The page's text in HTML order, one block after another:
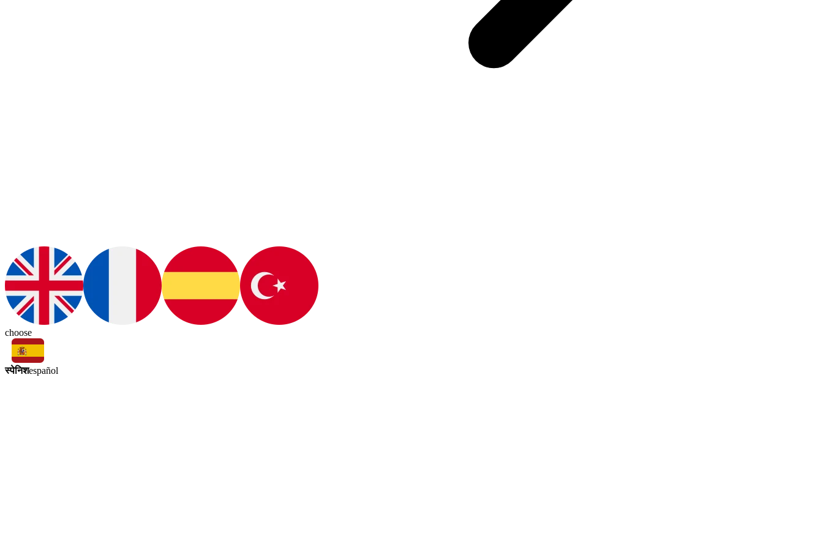
choose
स्पेनिशespañol